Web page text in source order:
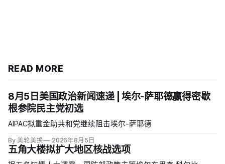
READ MORE
8月5日美国政治新闻速递 | 埃尔-萨耶德赢得密歇
根参院民主党初选
AIPAC拟重金助共和党继续阻击埃尔-萨耶德
By 美轮美换 2026年8月5日
五角大楼拟扩大地区核战选项